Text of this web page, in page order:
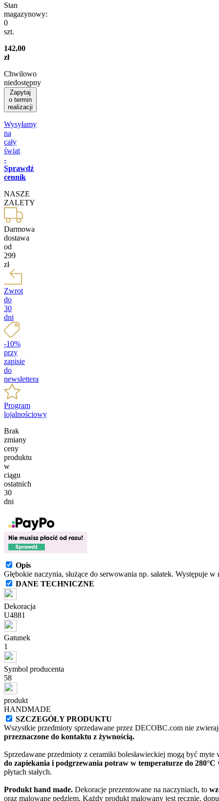
Stan
magazynowy:
0
szt.
142,00
zł
Chwilowo
niedostępny
Zapytaj
o termin
realizacji
Wysyłamy
na
cały
świat
-
Sprawdź
cennik
NASZE
ZALETY
Darmowa
dostawa
od
299
zł
Zwrot
do
30
dni
-10%
przy
zapisie
do
newslettera
Program
lojalnościowy
Brak
zmiany
ceny
produktu
w
ciągu
ostatnich
30
dni
Opis
Głębokie naczynia, służące do serwowania np. sałatek. Występuje
DANE TECHNICZNE
Dekoracja
U4881
Gatunek
1
Symbol producenta
58
produkt
HANDMADE
SZCZEGÓŁY PRODUKTU
Wszystkie przedmioty sprzedawane przez DECOBC.com nie
przeznaczone do kontaktu z żywnością.
Sprzedawane przedmioty z ceramiki bolesławieckiej mogą być
do zapiekania i podgrzewania potraw w temperaturze do 280°C
płytach stałych.
Produkt hand made. Dekoracje prezentowane na naczyniach, to
oraz malowane pędzlem. Każdy produkt malowany jest ręcznie,